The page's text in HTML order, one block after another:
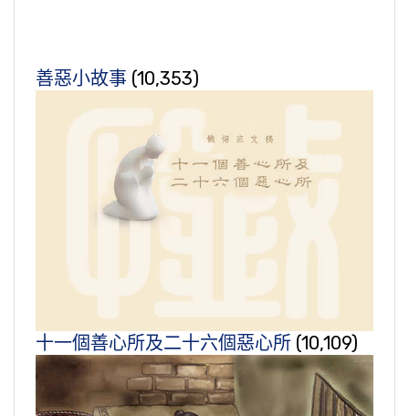
善惡小故事 (10,353)
十一個善心所及二十六個惡心所 (10,109)